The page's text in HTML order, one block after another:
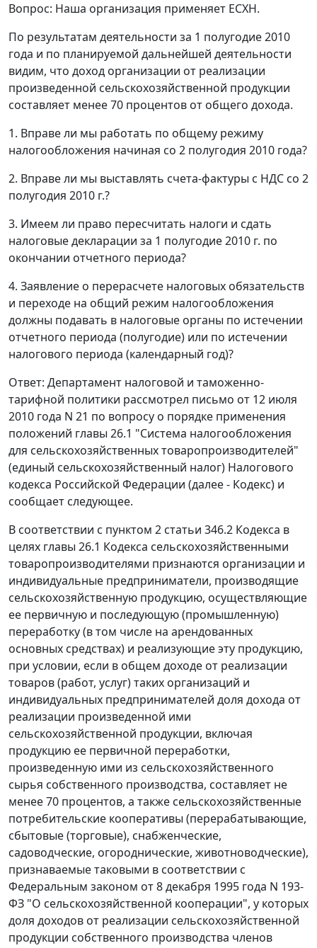
Вопрос: Наша организация применяет ЕСХН.
По результатам деятельности за 1 полугодие 2010
года и по планируемой дальнейшей деятельности
видим, что доход организации от реализации
произведенной сельскохозяйственной продукции
составляет менее 70 процентов от общего дохода.
1. Вправе ли мы работать по общему режиму
налогообложения начиная со 2 полугодия 2010 года?
2. Вправе ли мы выставлять счета-фактуры с НДС со 2
полугодия 2010 г.?
3. Имеем ли право пересчитать налоги и сдать
налоговые декларации за 1 полугодие 2010 г. по
окончании отчетного периода?
4. Заявление о перерасчете налоговых обязательств
и переходе на общий режим налогообложения
должны подавать в налоговые органы по истечении
отчетного периода (полугодие) или по истечении
налогового периода (календарный год)?
Ответ: Департамент налоговой и таможенно-
тарифной политики рассмотрел письмо от 12 июля
2010 года N 21 по вопросу о порядке применения
положений главы 26.1 "Система налогообложения
для сельскохозяйственных товаропроизводителей"
(единый сельскохозяйственный налог) Налогового
кодекса Российской Федерации (далее - Кодекс) и
сообщает следующее.
В соответствии с пунктом 2 статьи 346.2 Кодекса в
целях главы 26.1 Кодекса сельскохозяйственными
товаропроизводителями признаются организации и
индивидуальные предприниматели, производящие
сельскохозяйственную продукцию, осуществляющие
ее первичную и последующую (промышленную)
переработку (в том числе на арендованных
основных средствах) и реализующие эту продукцию,
при условии, если в общем доходе от реализации
товаров (работ, услуг) таких организаций и
индивидуальных предпринимателей доля дохода от
реализации произведенной ими
сельскохозяйственной продукции, включая
продукцию ее первичной переработки,
произведенную ими из сельскохозяйственного
сырья собственного производства, составляет не
менее 70 процентов, а также сельскохозяйственные
потребительские кооперативы (перерабатывающие,
сбытовые (торговые), снабженческие,
садоводческие, огороднические, животноводческие),
признаваемые таковыми в соответствии с
Федеральным законом от 8 декабря 1995 года N 193-
ФЗ "О сельскохозяйственной кооперации", у которых
доля доходов от реализации сельскохозяйственной
продукции собственного производства членов